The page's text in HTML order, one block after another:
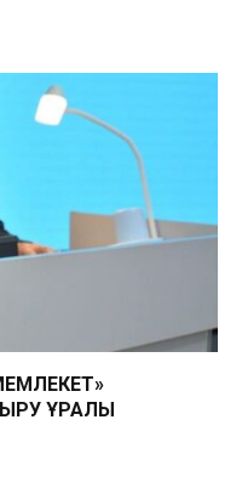
ҚҰРАЛЫ